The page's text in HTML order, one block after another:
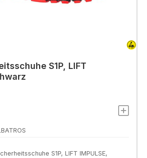
S1P, LIFT
S1P, LIFT IMPULSE,